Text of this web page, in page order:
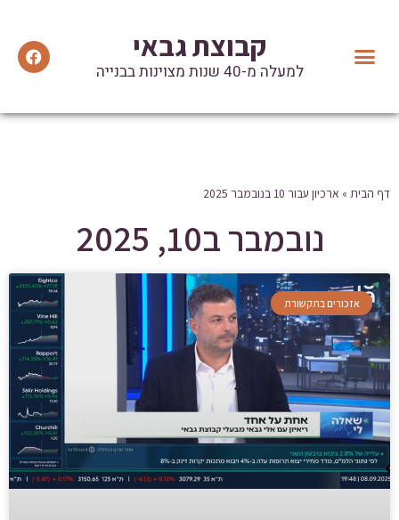
קבוצת גבאי
למעלה מ-40 שנות מצוינות בבנייה
דף הבית » ארכיון עבור 10 בנובמבר 2025
נובמבר ב10, 2025
אזכורים בתקשורת